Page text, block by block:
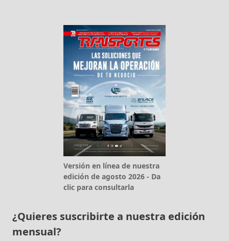
Versión en línea de nuestra
edición de agosto 2026 - Da
clic para consultarla
¿Quieres suscribirte a nuestra edición
mensual?